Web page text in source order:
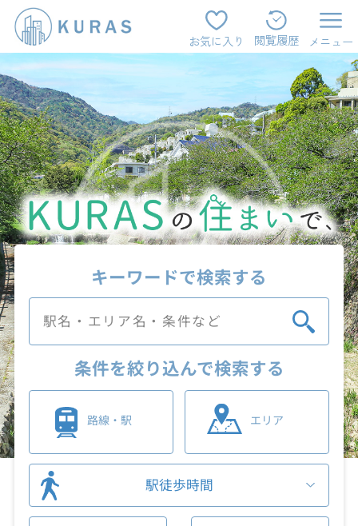
お気に入り 閲覧履歴 メニュー
キーワードで検索する
条件を絞り込んで検索する
路線・駅 エリア
駅徒歩時間